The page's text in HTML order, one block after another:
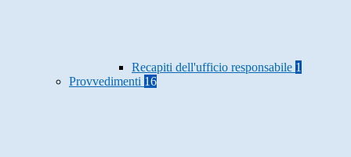
Recapiti dell'ufficio responsabile 1
Provvedimenti 16